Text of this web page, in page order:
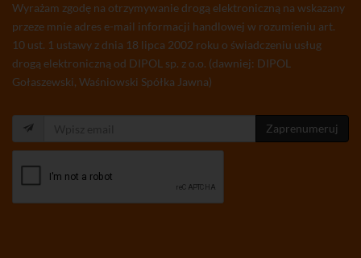
Wyrażam zgodę na otrzymywanie drogą elektroniczną na wskazany
przeze mnie adres e-mail informacji handlowej w rozumieniu art.
10 ust. 1 ustawy z dnia 18 lipca 2002 roku o świadczeniu usług
drogą elektroniczną od DIPOL sp. z o.o. (dawniej: DIPOL
Gołaszewski, Waśniowski Spółka Jawna)
Zaprenumeruj